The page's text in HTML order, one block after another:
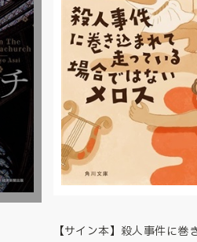
【サイン本】殺人事件に巻